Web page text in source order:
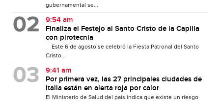
gubernamental se...
9:54 am
Finaliza el Festejo al Santo Cristo de la Capilla
con pirotecnia
Este 6 de agosto se celebró la Fiesta Patronal del Santo
Cristo...
9:41 am
Por primera vez, las 27 principales ciudades de
Italia están en alerta roja por calor
El Ministerio de Salud del país indica que existe un riesgo